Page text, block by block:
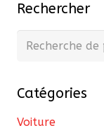
Rechercher
Recherche
Catégories
Voiture